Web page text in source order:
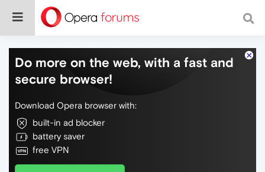
Do more on the web, with a fast and
secure browser!
Download Opera browser with:
built-in ad blocker
battery saver
free VPN